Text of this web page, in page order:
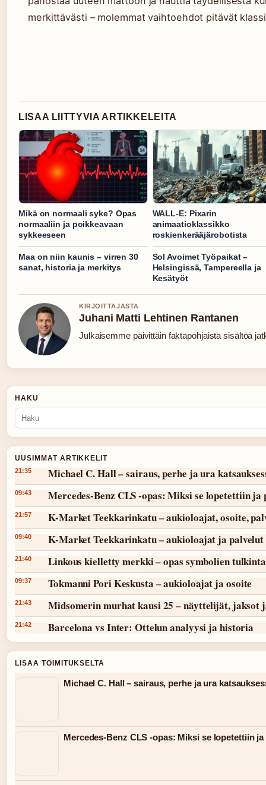
merkittävästi – molemmat vaihtoehdot pitävät
LISAA LIITTYVIA ARTIKKELEITA
Mikä on normaali syke? Opas
normaaliin ja poikkeavaan
sykkeeseen
WALL-E: Pixarin
animaatioklassikko
roskienkerääjärobotista
Maa on niin kaunis – virren 30
sanat, historia ja merkitys
Sol Avoimet Työpaikat –
Helsingissä, Tampereella ja
Kesätyöt
KIRJOITTAJASTA
Juhani Matti Lehtinen Rantanen
Julkaisemme päivittäin faktapohjaista sisältöä
HAKU
UUSIMMAT ARTIKKELIT
21:35 Michael C. Hall – sairaus, perhe ja ura
09:43 Mercedes-Benz CLS -opas: Miksi se lopetettiin
21:57 K-Market Teekkarinkatu – aukioloajat, osoite,
09:40 K-Market Teekkarinkatu – aukioloajat ja palvelut
21:40 Linkous kielletty merkki – opas symbolien
09:37 Tokmanni Pori Keskusta – aukioloajat ja osoite
21:43 Midsomerin murhat kausi 25 – näyttelijät, jaksot
21:42 Barcelona vs Inter: Ottelun analyysi ja historia
LISAA TOIMITUKSELTA
Michael C. Hall – sairaus, perhe ja ura
Mercedes-Benz CLS -opas: Miksi se lopetettiin